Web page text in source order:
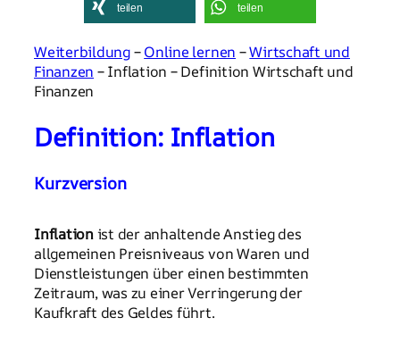
teilen teilen
Weiterbildung–Online lernen –Wirtschaft und
Finanzen – Inflation – Definition Wirtschaft und
Finanzen
Definition: Inflation
Kurzversion
Inflationist der anhaltende Anstieg des
allgemeinen Preisniveaus von Waren und
Dienstleistungen über einen bestimmten
Zeitraum, was zu einer Verringerung der
Kaufkraft des Geldes führt.